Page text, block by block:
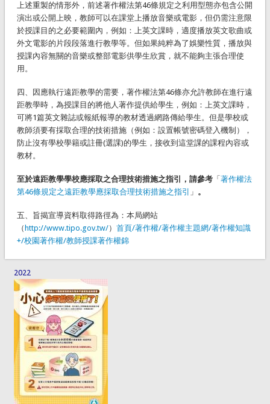
上述重製的情形外，前述著作權法第46條規定之利用型態亦包含公開
演出或公開上映，教師可以在課堂上播放音樂或電影，但仍需注意限
於授課目的之必要範圍內，例如：上英文課時，適度播放英文歌曲或
外文電影的片段段落進行教學等。但如果純粹為了娛樂性質，播放與
授課內容無關的音樂或整部電影供學生欣賞，就不能夠主張合理使
用。
四、因應執行遠距教學的需要，著作權法第46條亦允許教師在進行遠
距教學時，為授課目的將他人著作提供給學生，例如：上英文課時，
可將1篇英文雜誌或報紙報導的教材透過網路傳給學生。但是學校或
教師須要有採取合理的技術措施（例如：設置帳號密碼登入機制），
防止沒有學校學籍或註冊(選課)的學生，接收到這堂課的課程內容或
教材。
至於遠距教學學校應採取之合理技術措施之指引，請參考「 著作權法
第46條規定之遠距教學應採取合理技術措施之指引
」 。
五、旨揭宣導資料取得路徑為：本局網站
（ http://www.tipo.gov.tw/） 首頁/著作權/著作權主題網/著作權知識
+/校園著作權/教師授課著作權錦
2022